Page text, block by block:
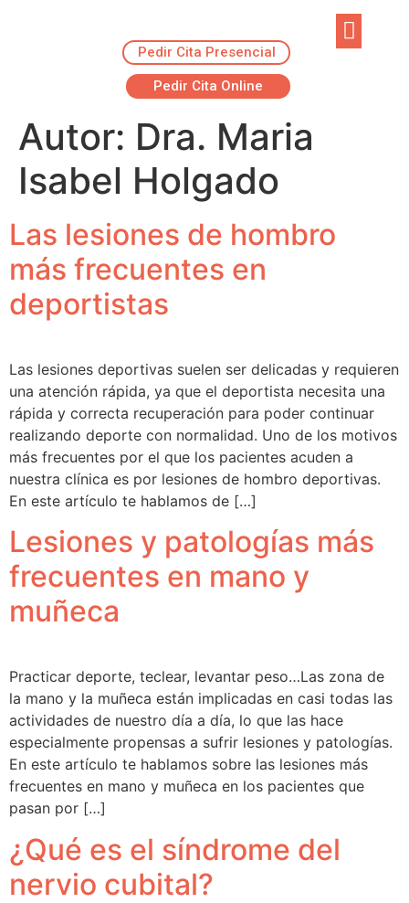
Pedir Cita Presencial
Pedir Cita Online
Autor: Dra. Maria
Isabel Holgado
Las lesiones de hombro
más frecuentes en
deportistas
Las lesiones deportivas suelen ser delicadas y requieren
una atención rápida, ya que el deportista necesita una
rápida y correcta recuperación para poder continuar
realizando deporte con normalidad. Uno de los motivos
más frecuentes por el que los pacientes acuden a
nuestra clínica es por lesiones de hombro deportivas.
En este artículo te hablamos de […]
Lesiones y patologías más
frecuentes en mano y
muñeca
Practicar deporte, teclear, levantar peso…Las zona de
la mano y la muñeca están implicadas en casi todas las
actividades de nuestro día a día, lo que las hace
especialmente propensas a sufrir lesiones y patologías.
En este artículo te hablamos sobre las lesiones más
frecuentes en mano y muñeca en los pacientes que
pasan por […]
¿Qué es el síndrome del
nervio cubital?